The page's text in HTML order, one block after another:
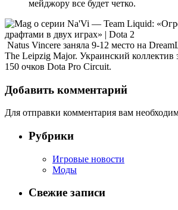
мейджору все будет четко.
Natus Vincere заняла 9-12 место на
The Leipzig Major. Украинский коллектив
150 очков Dota Pro Circuit.
Добавить комментарий
Для отправки комментария вам
Рубрики
Игровые новости
Моды
Свежие записи